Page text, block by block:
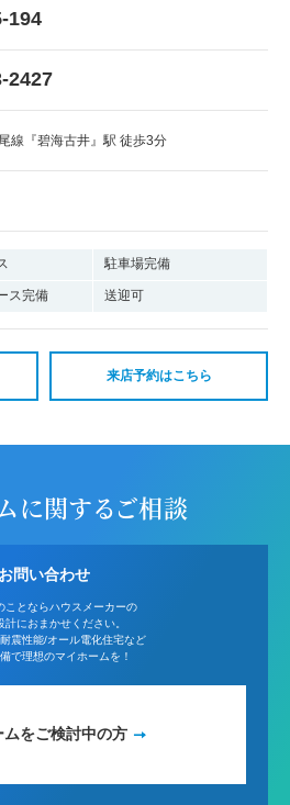
194
2427
線『碧海古井』駅 徒歩3分
駐車場完備
ス完備 送迎可
来店予約はこちら
に関するご相談
お問い合わせ
ことならハウスメーカーの
計におまかせください。
震性能/オール電化住宅など
で理想のマイホームを！
ムをご検討中の方